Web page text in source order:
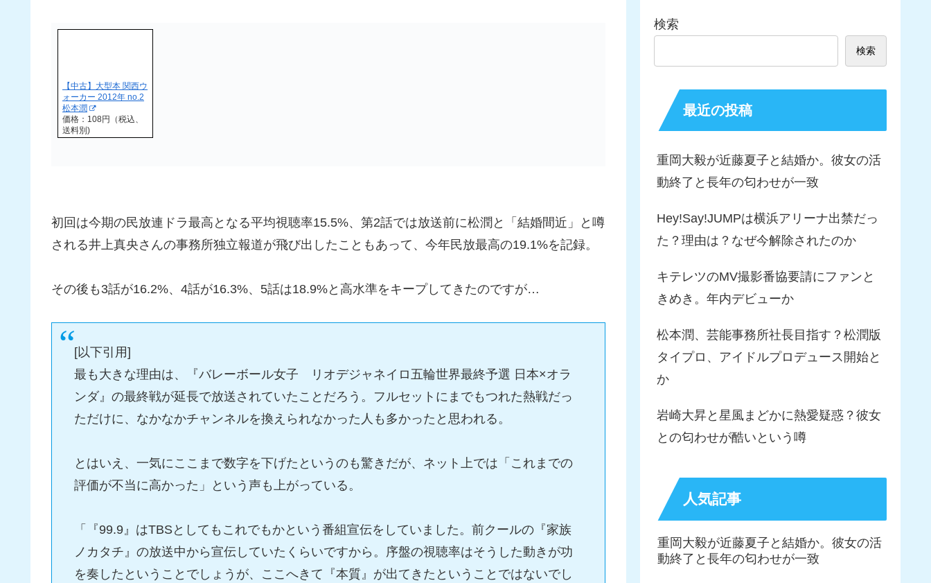
【中古】大型本 関西ウ
ォーカー 2012年 no.2
松本潤
価格：108円（税込、
送料別)
初回は今期の民放連ドラ最高となる平均視聴率15.5%、第2話では放送前に松潤と「結婚間近」と噂
される井上真央さんの事務所独立報道が飛び出したこともあって、今年民放最高の19.1%を記録。
その後も3話が16.2%、4話が16.3%、5話は18.9%と高水準をキープしてきたのですが…
[以下引用]
最も大きな理由は、『バレーボール女子 リオデジャネイロ五輪世界最終予選 日本×オラ
ンダ』の最終戦が延長で放送されていたことだろう。フルセットにまでもつれた熱戦だっ
ただけに、なかなかチャンネルを換えられなかった人も多かったと思われる。
とはいえ、一気にここまで数字を下げたというのも驚きだが、ネット上では「これまでの
評価が不当に高かった」という声も上がっている。
「『99.9』はTBSとしてもこれでもかという番組宣伝をしていました。前クールの『家族
ノカタチ』の放送中から宣伝していたくらいですから。序盤の視聴率はそうした動きが功
を奏したということでしょうが、ここへきて『本質』が出てきたということではないでし
検索
検索
最近の投稿
重岡大毅が近藤夏子と結婚か。彼女の活
動終了と長年の匂わせが一致
Hey!Say!JUMPは横浜アリーナ出禁だっ
た？理由は？なぜ今解除されたのか
キテレツのMV撮影番協要請にファンと
きめき。年内デビューか
松本潤、芸能事務所社長目指す？松潤版
タイプロ、アイドルプロデュース開始と
か
岩崎大昇と星風まどかに熱愛疑惑？彼女
との匂わせが酷いという噂
人気記事
重岡大毅が近藤夏子と結婚か。彼女の活
動終了と長年の匂わせが一致